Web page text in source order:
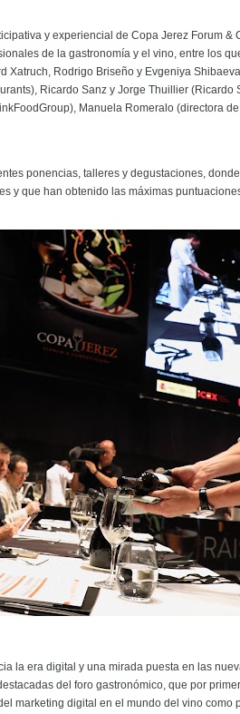
y experiencial de Copa Jerez Forum &
de la gastronomía y el vino, entre los
Xatruch, Rodrigo Briseño y Evgeniya
Ricardo Sanz y Jorge Thuillier (Ricardo
Manuela Romeralo (directora
ponencias, talleres y degustaciones,
y que han obtenido las máximas
la era digital y una mirada puesta en las
del foro gastronómico, que por
marketing digital en el mundo del vino como